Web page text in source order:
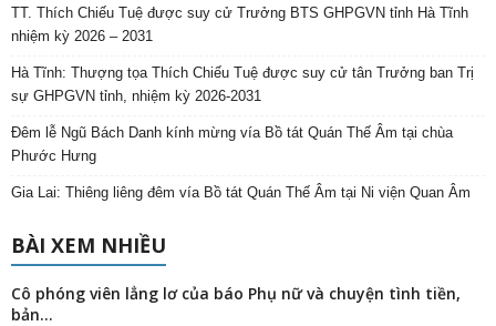
TT. Thích Chiếu Tuệ được suy cử Trưởng BTS GHPGVN tỉnh Hà Tĩnh
nhiệm kỳ 2026 – 2031
Hà Tĩnh: Thượng tọa Thích Chiếu Tuệ được suy cử tân Trưởng ban Trị
sự GHPGVN tỉnh, nhiệm kỳ 2026-2031
Đêm lễ Ngũ Bách Danh kính mừng vía Bồ tát Quán Thế Âm tại chùa
Phước Hưng
Gia Lai: Thiêng liêng đêm vía Bồ tát Quán Thế Âm tại Ni viện Quan Âm
BÀI XEM NHIỀU
Cô phóng viên lẳng lơ của báo Phụ nữ và chuyện tình tiền,
bản...